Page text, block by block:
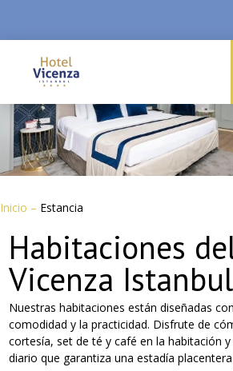
Inicio – Estancia
Habitaciones
Vicenza Istanbul
Nuestras habitaciones están diseñadas
comodidad y la practicidad. Disfrute de
cortesía, set de té y café en la habitación
diario que garantiza una estadía